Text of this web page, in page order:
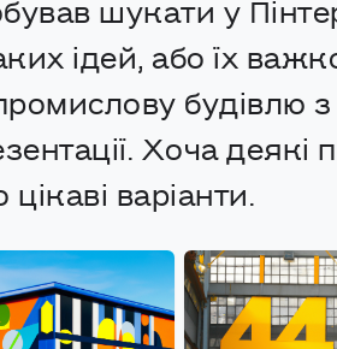
шукати у
ідей, або їх
будівлю
Хоча деякі
варіанти.